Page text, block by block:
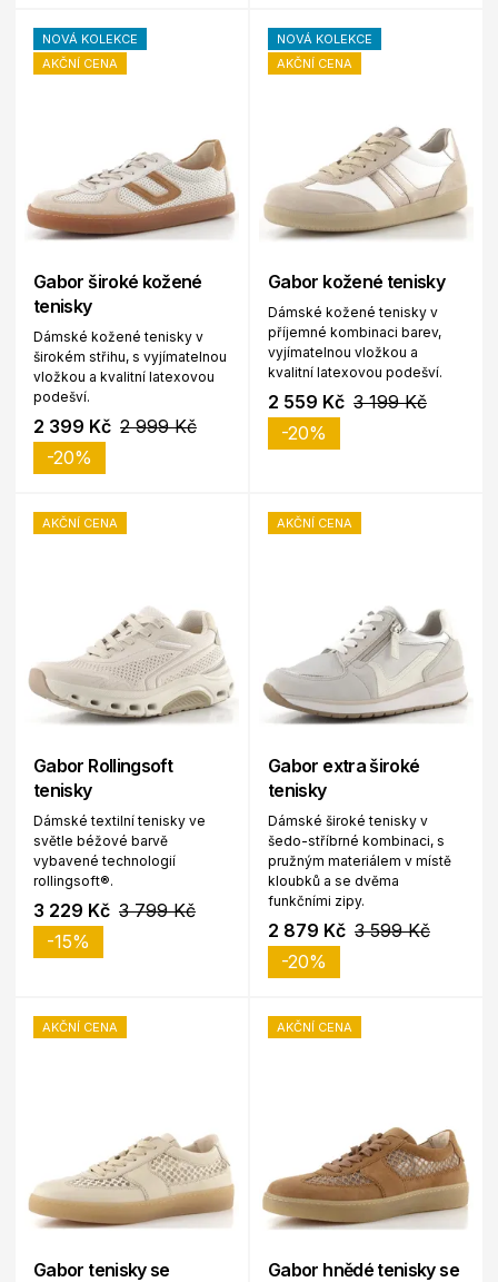
NOVÁ KOLEKCE
AKČNÍ CENA
Gabor široké kožené
tenisky
Dámské kožené tenisky v
širokém střihu, s vyjímatelnou
vložkou a kvalitní latexovou
podešví.
2 399 Kč 2 999 Kč
-20%
NOVÁ KOLEKCE
AKČNÍ CENA
Gabor kožené tenisky
Dámské kožené tenisky v
příjemné kombinaci barev,
vyjímatelnou vložkou a
kvalitní latexovou podešví.
2 559 Kč 3 199 Kč
-20%
AKČNÍ CENA
Gabor Rollingsoft
tenisky
Dámské textilní tenisky ve
světle béžové barvě
vybavené technologií
rollingsoft®.
3 229 Kč 3 799 Kč
-15%
AKČNÍ CENA
Gabor extra široké
tenisky
Dámské široké tenisky v
šedo-stříbrné kombinaci, s
pružným materiálem v místě
kloubků a se dvěma
funkčními zipy.
2 879 Kč 3 599 Kč
-20%
AKČNÍ CENA
Gabor tenisky se
AKČNÍ CENA
Gabor hnědé tenisky se